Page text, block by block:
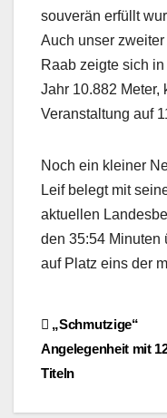
souverän erfüllt
Auch unser
Raab zeigte sich
Jahr 10.882 Meter,
Veranstaltung auf
Noch ein kleiner
Leif belegt mit
aktuellen
den 35:54 Minuten
auf Platz eins der
„Schmutzige“
Angelegenheit mit
Titeln